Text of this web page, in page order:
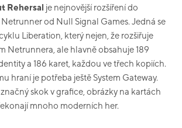
Rehersal je nejnovější rozšíření do
od Null Signal Games. Jedná se
Liberation, který nejen, že rozšiřuje
Netrunnera, ale hlavně obsahuje 189
a 186 karet, každou ve třech kopiích.
hraní je potřeba ještě System Gateway.
skok v grafice, obrázky na kartách
mnoho moderních her.